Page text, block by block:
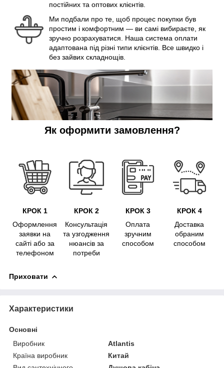
постійних та оптових клієнтів.
Ми подбали про те, щоб процес покупки був
простим і комфортним — ви самі вибираєте, як
зручно розрахуватися. Наша система оплати
адаптована під різні типи клієнтів. Все швидко і
без зайвих складнощів.
Як оформити замовлення?
КРОК 1
Оформлення
заявки на
сайті або за
телефоном
КРОК 2
Консультація
та узгодження
нюансів за
потреби
КРОК 3
Оплата
зручним
способом
КРОК 4
Доставка
обраним
способом
Приховати
Характеристики
Основні
Виробник
Atlantis
Країна виробник
Китай